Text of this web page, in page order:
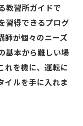
教習所ガイドで
習得できるプログ
師が個々のニーズ
基本から難しい場
れを機に、運転に
イルを手に入れま